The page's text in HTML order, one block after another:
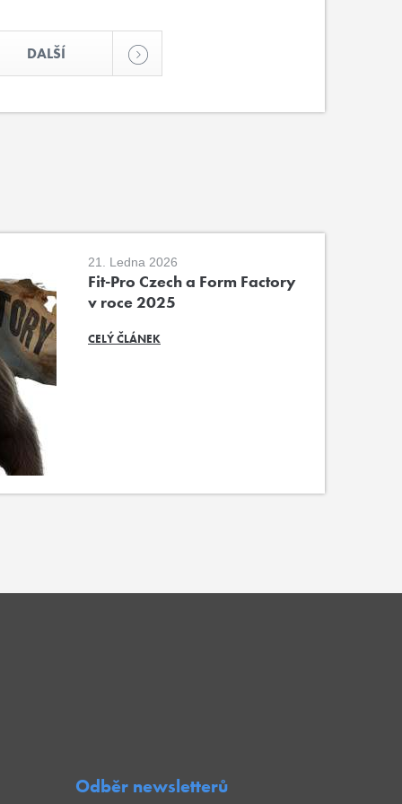
DALŠÍ
21. Ledna 2026
Fit-Pro Czech a Form Factory
v roce 2025
CELÝ ČLÁNEK
Odběr newsletterů